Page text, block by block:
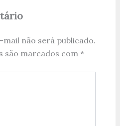
mail não será publicado.
são marcados com *